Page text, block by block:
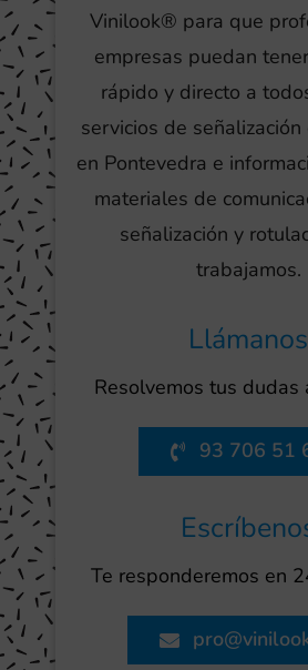
Vinilook® para que
empresas puedan
rápido y directo a
servicios de
en Pontevedra e
materiales de
señalización y
trabajamos.
Llámanos
Resolvemos tus dudas
93 706 51
Te responderemos en